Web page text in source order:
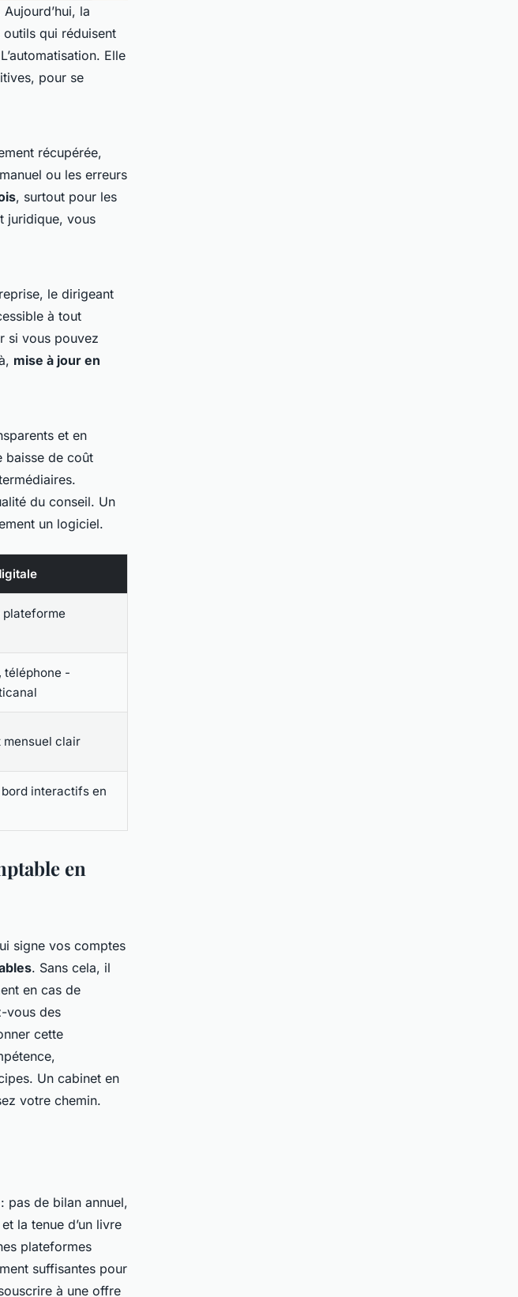
la
outils qui réduisent
Elle
pour se
récupérée,
ou les erreurs
, surtout pour les
juridique, vous
le dirigeant
à tout
si vous pouvez
mise à jour en
et en
baisse de coût
du conseil. Un
un logiciel.
téléphone -
mensuel clair
interactifs en
en
signe vos comptes
. Sans cela, il
en cas de
vous des
cette
Un cabinet en
votre chemin.
pas de bilan annuel,
la tenue d’un livre
plateformes
suffisantes pour
à une offre